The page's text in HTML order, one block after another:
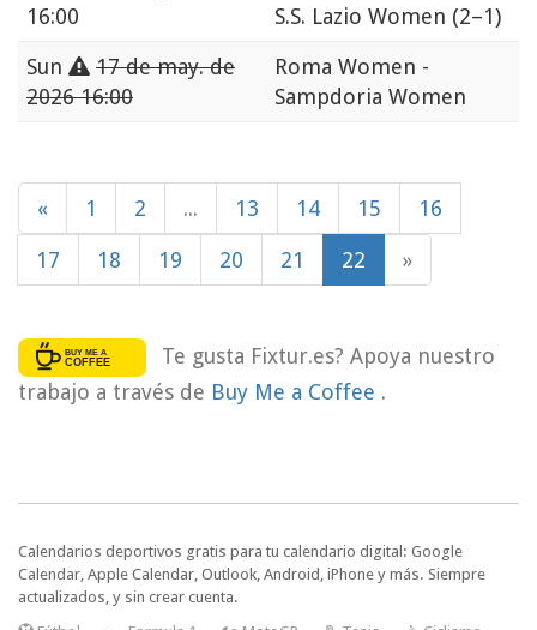
16:00
S.S. Lazio Women (2–1)
Sun
17 de may. de
2026 16:00
Roma Women -
Sampdoria Women
« 1 2 ... 13 14 15 16
17 18 19 20 21 22 »
Te gusta Fixtur.es? Apoya nuestro
trabajo a través de Buy Me a Coffee .
Calendarios deportivos gratis para tu calendario digital: Google
Calendar, Apple Calendar, Outlook, Android, iPhone y más. Siempre
actualizados, y sin crear cuenta.